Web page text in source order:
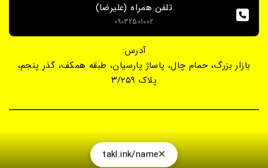
تلفن همراه (علیرضا)
09032501002
آدرس:
بازار بزرگ، حمام چال، پاساژ پارسیان، طبقه همکف، گذر پنجم،
پلاک ۳/۲۵۹
takl.ink/name